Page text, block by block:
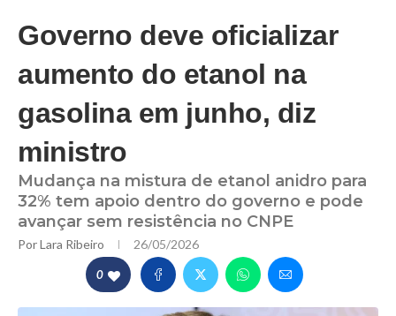
Governo deve oficializar
aumento do etanol na
gasolina em junho, diz
ministro
Mudança na mistura de etanol anidro para
32% tem apoio dentro do governo e pode
avançar sem resistência no CNPE
PorLara Ribeiro 26/05/2026
0